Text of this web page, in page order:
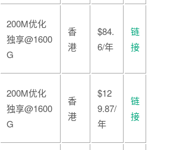
200M优化
独享@1600
G
香
港
$84.
6/年
链
接
200M优化
独享@1600
G
香
港
$12
9.87/
年
链
接